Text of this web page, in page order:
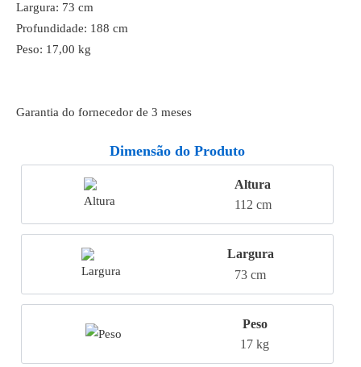
Largura: 73 cm
Profundidade: 188 cm
Peso: 17,00 kg
Garantia do fornecedor de 3 meses
Dimensão do Produto
Altura
112 cm
Largura
73 cm
Peso
17 kg